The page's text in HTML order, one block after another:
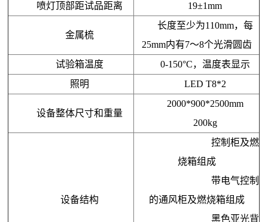
喷灯顶部距试品距离
19±1mm
金属梳
长度至少为110mm，每
25mm内有7～8个光滑圆齿
试验箱温度
0-150°C，温度表显示
照明
LED T8*2
设备整体尺寸和重量
2000*900*2500mm
200kg
设备结构
控制柜及燃
烧箱组成
带电气控制
的通风柜及燃烧箱组成
黑色亚光背